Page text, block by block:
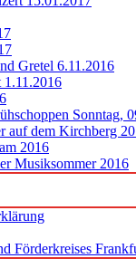
Gretel 6.11.2016
Sonntag,
auf dem Kirchberg
2016
Musiksommer 2016
Förderkreises